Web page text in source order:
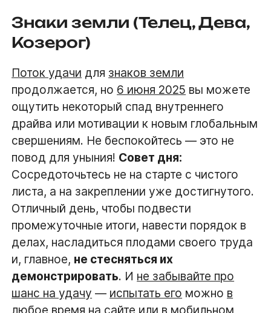
Знаки земли (Телец, Дева,
Козерог)
Поток удачи для знаков земли
продолжается, но 6 июня 2025 вы можете
ощутить некоторый спад внутреннего
драйва или мотивации к новым глобальным
свершениям. Не беспокойтесь — это не
повод для уныния! Совет дня:
Сосредоточьтесь не на старте с чистого
листа, а на закреплении уже достигнутого.
Отличный день, чтобы подвести
промежуточные итоги, навести порядок в
делах, насладиться плодами своего труда
и, главное, не стесняться их
демонстрировать. И не забывайте про
шанс на удачу — испытать его можно в